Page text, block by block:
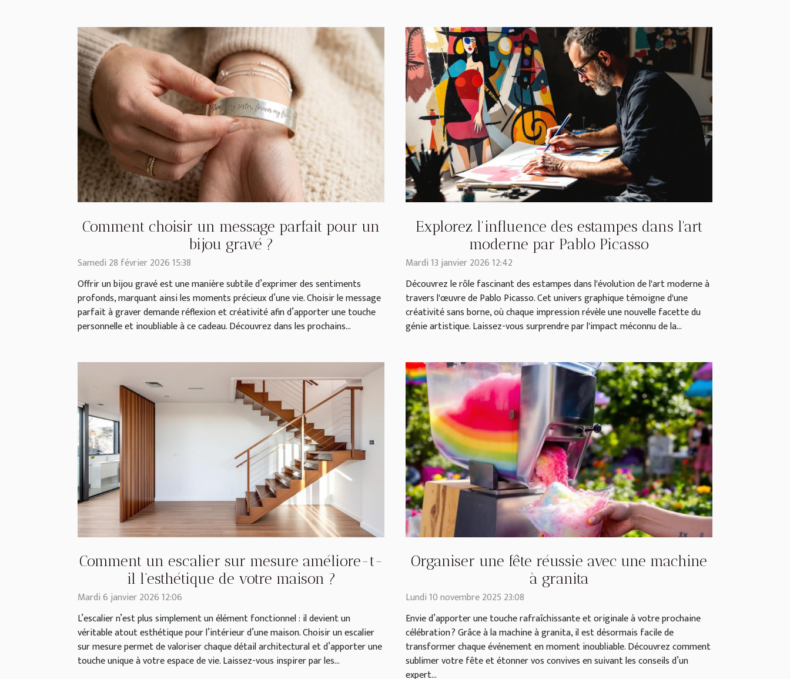
Comment choisir un message parfait pour un
bijou gravé ?
Samedi 28 février 2026 15:38
Offrir un bijou gravé est une manière subtile d’exprimer des sentiments
profonds, marquant ainsi les moments précieux d’une vie. Choisir le message
parfait à graver demande réflexion et créativité afin d’apporter une touche
personnelle et inoubliable à ce cadeau. Découvrez dans les prochains...
Explorez l'influence des estampes dans l'art
moderne par Pablo Picasso
Mardi 13 janvier 2026 12:42
Découvrez le rôle fascinant des estampes dans l'évolution de l'art moderne à
travers l'œuvre de Pablo Picasso. Cet univers graphique témoigne d'une
créativité sans borne, où chaque impression révèle une nouvelle facette du
génie artistique. Laissez-vous surprendre par l'impact méconnu de la...
Comment un escalier sur mesure améliore-t-
il l’esthétique de votre maison ?
Mardi 6 janvier 2026 12:06
L’escalier n’est plus simplement un élément fonctionnel : il devient un
véritable atout esthétique pour l’intérieur d’une maison. Choisir un escalier
sur mesure permet de valoriser chaque détail architectural et d’apporter une
touche unique à votre espace de vie. Laissez-vous inspirer par les...
Organiser une fête réussie avec une machine
à granita
Lundi 10 novembre 2025 23:08
Envie d’apporter une touche rafraîchissante et originale à votre prochaine
célébration ? Grâce à la machine à granita, il est désormais facile de
transformer chaque événement en moment inoubliable. Découvrez comment
sublimer votre fête et étonner vos convives en suivant les conseils d’un
expert...